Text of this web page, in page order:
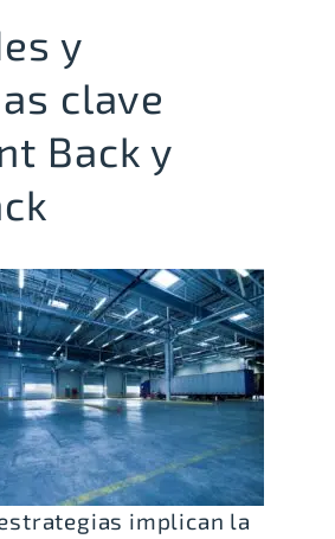
y
clave
Back y
implican la